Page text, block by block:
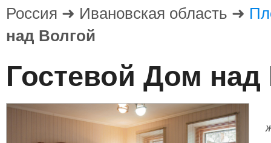
Россия ➜ Ивановская область ➜
над Волгой
Гостевой Дом